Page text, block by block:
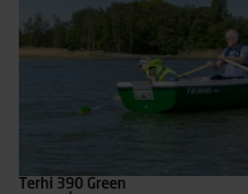
Terhi 390 Green